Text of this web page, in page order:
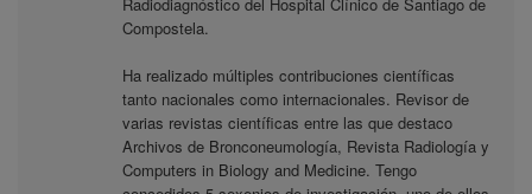
Compostela.
Ha realizado múltiples contribuciones científicas
tanto nacionales como internacionales. Revisor de
varias revistas científicas entre las que destaco
Archivos de Bronconeumología, Revista Radiología y
Computers in Biology and Medicine. Tengo